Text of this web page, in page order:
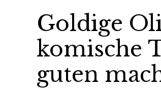
Goldige
komische
guten